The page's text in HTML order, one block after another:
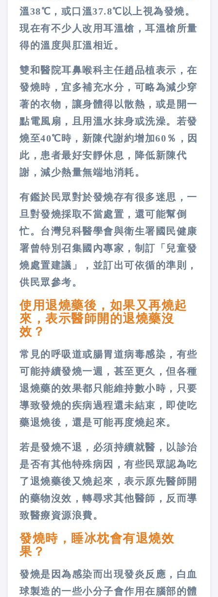
溫38℃，或口溫37.8℃以上視為發燒。
現在有不少人改用耳溫槍，耳溫槍所量
得的溫度與肛溫相近。
雙和醫院耳鼻喉科主任趙品植表示，在
發燒時，宜多補充水分，可略為減少穿
著的衣物，讓身體得以散熱，或是開一
點電風扇，且用溫水抹身或洗澡。若發
燒至40℃時，新陳代謝約增加60％，因
此，患者最好安靜休息，降低新陳代
謝，減少熱量無端地消耗。
有鑑於民眾對於發燒存有很多迷思，一
旦對發燒採取不當處置，還可能幫倒
忙。台灣兒科醫學會與衛生署國民健康
署曾特別召集國內專家，制訂「兒童發
燒處置建議」，並訂出可依循的準則，
供民眾參考。
使用退燒藥後，如果又再燒起
來，表示醫師開的退燒藥沒
效？
常見的呼吸道或腸胃道病毒感染，有些
可能持續發燒一週，甚至更久，但各種
退燒藥的效果都只能維持數小時，只要
導致發燒的疾病過程還未結束，即使吃
藥退燒後，還是可能再度燒起來。
若是發燒不退，必須持續就醫，以診治
是否有其他特殊病因，有些民眾認為吃
了退燒藥後又燒起來，表示原先醫師開
的藥物沒效，轉尋求其他醫師，反而導
致醫療資源浪費。
發燒時，睡冰枕會有退燒效
果？
發燒是因為感染而出現發炎反應，白血
球製造的一些小分子會作用在腦部的體